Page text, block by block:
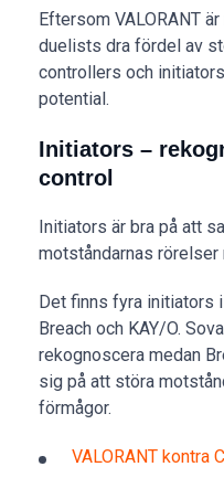
Eftersom VALORANT
duelists dra fördel av
controllers och
potential.
Initiators –
control
Initiators är bra på att
motståndarnas rörelser
Det finns fyra initiators i
Breach och KAY/O.
rekognoscera medan
sig på att störa
förmågor.
VALORANT kontra